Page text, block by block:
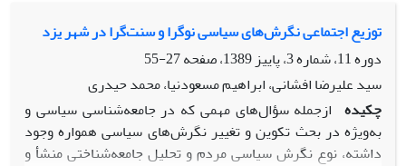
توزیع اجتماعى نگرش‌هاى سیاسى نوگرا و سنت‌گرا در شهر یزد
دوره 11، شماره 3، پاییز 1389، صفحه
27-55
سید علیرضا افشانى، ابراهیم مسعودنیا، محمد حیدرى
چکیده ازجمله سؤال‌هاى مهمى که در جامعه‌شناسى سیاسى و
به‌ویژه در بحث تکوین و تغییر نگرش‌هاى سیاسى همواره وجود
داشته، نوع نگرش سیاسى مردم و تحلیل جامعه‌شناختى منشأ و